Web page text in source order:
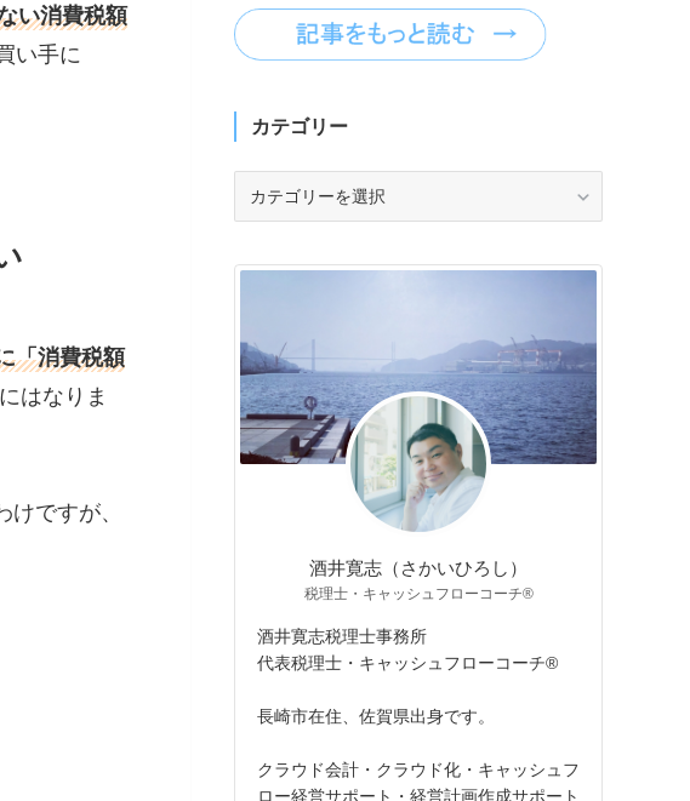
い消費税額
い手に
「消費税額
はなりま
けですが、
カテゴリー
リ
酒井寛志（さかいひろし）
税理士・キャッシュフローコーチ®
酒井寛志税理士事務所
代表税理士・キャッシュフローコーチ®
長崎市在住、佐賀県出身です。
クラウド会計・クラウド化・キャッシュフ
ロー経営サポート・経営計画作成サポート